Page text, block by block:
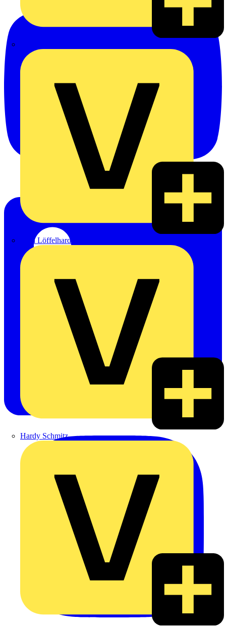
Emil Löffelhardt GmbH & Co. KG
Hardy Schmitz